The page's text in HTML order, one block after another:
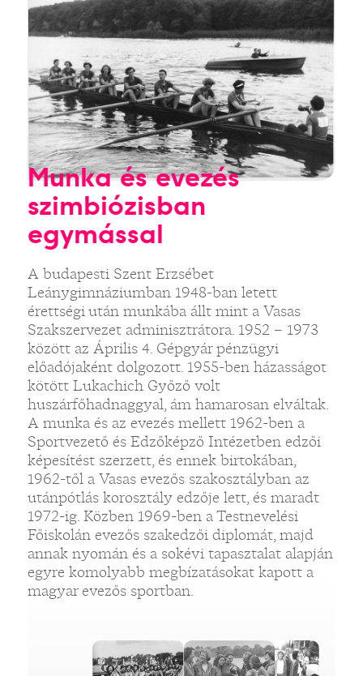
Munka és evezés
szimbiózisban
egymással
A budapesti Szent Erzsébet
Leánygimnáziumban 1948-ban letett
érettségi után munkába állt mint a Vasas
Szakszervezet adminisztrátora. 1952 – 1973
között az Április 4. Gépgyár pénzügyi
előadójaként dolgozott. 1955-ben házasságot
kötött Lukachich Győző volt
huszárfőhadnaggyal, ám hamarosan elváltak.
A munka és az evezés mellett 1962-ben a
Sportvezető és Edzőképző Intézetben edzői
képesítést szerzett, és ennek birtokában,
1962-től a Vasas evezős szakosztályban az
utánpótlás korosztály edzője lett, és maradt
1972-ig. Közben 1969-ben a Testnevelési
Főiskolán evezős szakedzői diplomát, majd
annak nyomán és a sokévi tapasztalat alapján
egyre komolyabb megbízatásokat kapott a
magyar evezős sportban.